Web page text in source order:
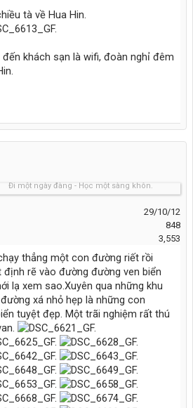
tà về Hua Hin.
khách sạn là wifi, đoàn nghỉ đêm
Đi một ngày đàng - Học một sàng khôn.
29/10/12
848
3,553
thẳng một con đường riết rồi
rẽ vào đường đường ven biển
lạ xem sao.Xuyên qua những khu
xá nhỏ hẹp là những con
tuyệt đẹp. Một trãi nghiệm rất thú